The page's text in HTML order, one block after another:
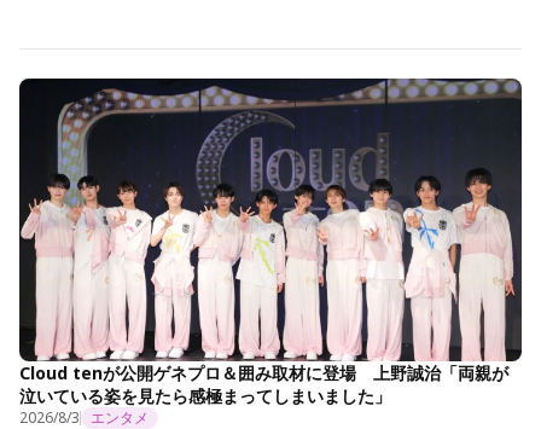
Cloud tenが公開ゲネプロ＆囲み取材に登場 上野誠治「両親が
泣いている姿を見たら感極まってしまいました」
2026/8/3 エンタメ